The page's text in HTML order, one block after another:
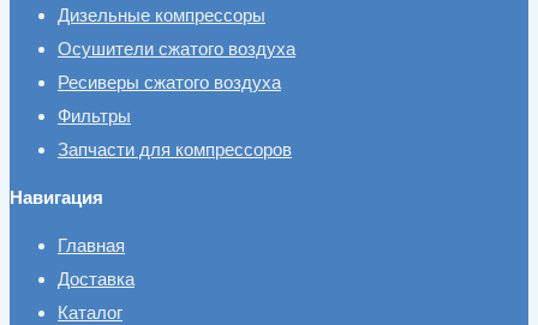
Дизельные компрессоры
Осушители сжатого воздуха
Ресиверы сжатого воздуха
Фильтры
Запчасти для компрессоров
Навигация
Главная
Доставка
Каталог